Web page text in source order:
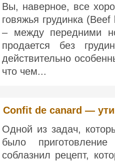
Вы, наверное, все
говяжья грудинка
– между передними
продается без
действительно
что чем...
Confit de canard —
Одной из задач,
было
соблазнил рецепт,